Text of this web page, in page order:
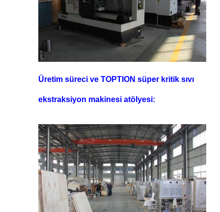
Üretim süreci ve TOPTION süper kritik sıvı
ekstraksiyon makinesi atölyesi: